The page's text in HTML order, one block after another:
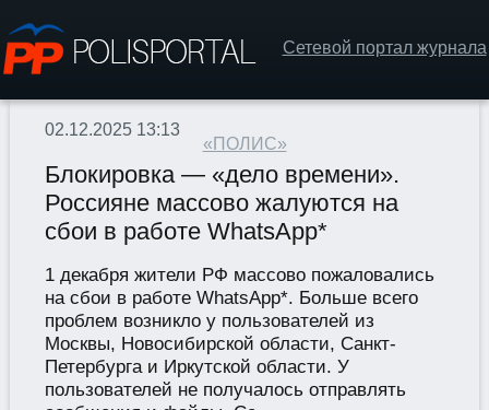
Сетевой портал журнала
«ПОЛИС»
02.12.2025 13:13
Блокировка — «дело времени».
Россияне массово жалуются на
сбои в работе WhatsApp*
1 декабря жители РФ массово пожаловались
на сбои в работе WhatsApp*. Больше всего
проблем возникло у пользователей из
Москвы, Новосибирской области, Санкт-
Петербурга и Иркутской области. У
пользователей не получалось отправлять